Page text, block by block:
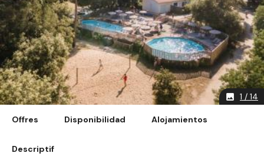
image 1 / 14
Offres Disponibilidad Alojamientos
Descriptif